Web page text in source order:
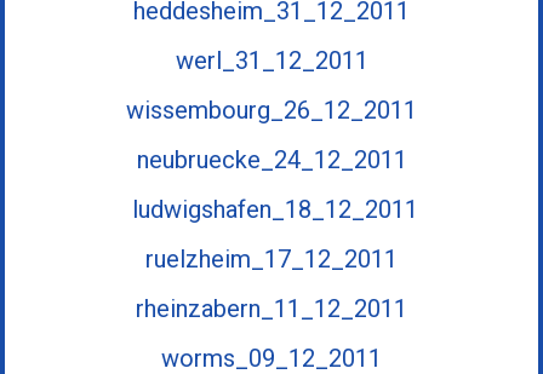
heddesheim_31_12_2011
werl_31_12_2011
wissembourg_26_12_2011
neubruecke_24_12_2011
ludwigshafen_18_12_2011
ruelzheim_17_12_2011
rheinzabern_11_12_2011
worms_09_12_2011